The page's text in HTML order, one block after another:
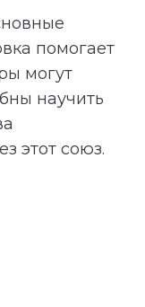
помогает
могут
научить
этот союз.